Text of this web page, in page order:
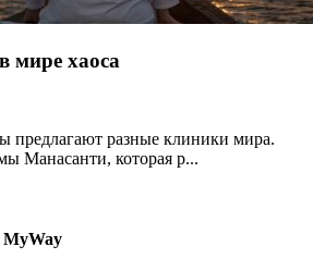
мире хаоса
предлагают разные клиники мира.
Манасанти, которая р...
MyWay